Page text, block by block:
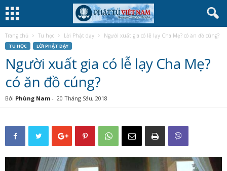
Trang chủ Tu học Lời Phật dạy Người xuất gia có lễ lạy Cha Mẹ? có ăn đồ cúng?
TU HỌC LỜI PHẬT DẠY
Người xuất gia có lễ lạy Cha Mẹ?
có ăn đồ cúng?
Bởi Phùng Nam - 20 Tháng Sáu, 2018